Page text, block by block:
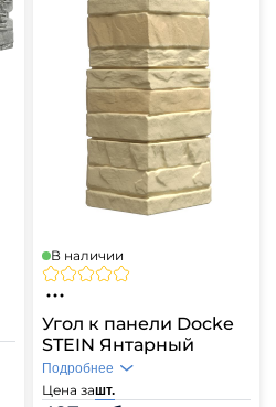
В наличии
Угол к панели Docke
STEIN Янтарный
Цена зашт.
Подробнее